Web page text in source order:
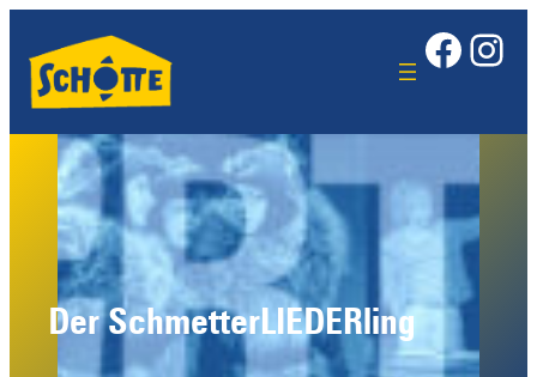
Der SchmetterLIEDERling